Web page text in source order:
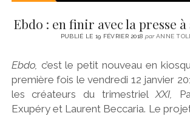
Ebdo : en finir avec la presse à
PUBLIÉ LE 19 FÉVRIER 2018 parANNE
Ebdo, c’est le petit nouveau en
première fois le vendredi 12 janvier
les créateurs du trimestriel XXI,
Exupéry et Laurent Beccaria. Le